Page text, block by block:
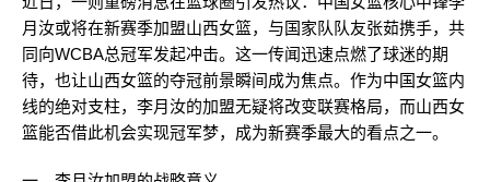
月汝或将在新赛季加盟山西女篮，与国家队队友张茹携手，共
同向WCBA总冠军发起冲击。这一传闻迅速点燃了球迷的期
待，也让山西女篮的夺冠前景瞬间成为焦点。作为中国女篮内
线的绝对支柱，李月汝的加盟无疑将改变联赛格局，而山西女
篮能否借此机会实现冠军梦，成为新赛季最大的看点之一。